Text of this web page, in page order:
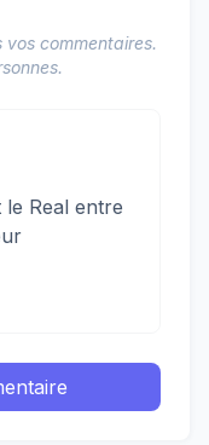
commentaires.
Real entre